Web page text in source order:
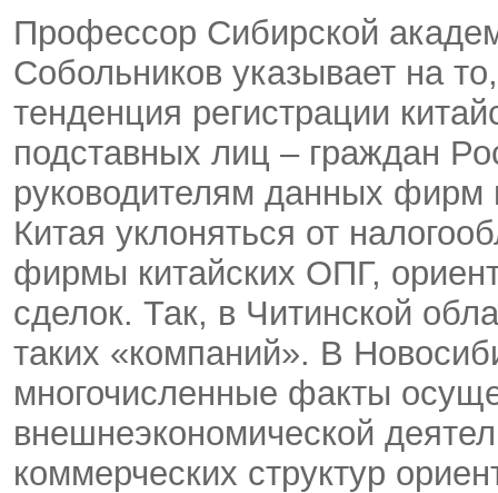
Профессор Сибирской
Собольников указывает на
тенденция регистрации
подставных лиц – граждан
руководителям данных фирм
Китая уклоняться от
фирмы китайских ОПГ,
сделок. Так, в Читинской
таких «компаний». В
многочисленные факты
внешнеэкономической
коммерческих структур